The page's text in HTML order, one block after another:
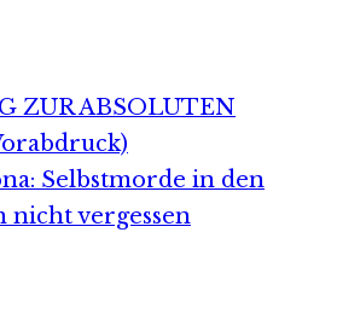
ZUR ABSOLUTEN
Selbstmorde in den
nicht vergessen